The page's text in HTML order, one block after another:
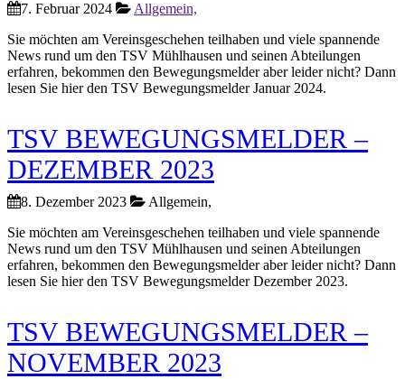
7. Februar 2024
Allgemein,
Sie möchten am Vereinsgeschehen teilhaben und viele spannende
News rund um den TSV Mühlhausen und seinen Abteilungen
erfahren, bekommen den Bewegungsmelder aber leider nicht? Dann
lesen Sie hier den TSV Bewegungsmelder Januar 2024.
TSV BEWEGUNGSMELDER –
DEZEMBER 2023
8. Dezember 2023
Allgemein,
Sie möchten am Vereinsgeschehen teilhaben und viele spannende
News rund um den TSV Mühlhausen und seinen Abteilungen
erfahren, bekommen den Bewegungsmelder aber leider nicht? Dann
lesen Sie hier den TSV Bewegungsmelder Dezember 2023.
TSV BEWEGUNGSMELDER –
NOVEMBER 2023